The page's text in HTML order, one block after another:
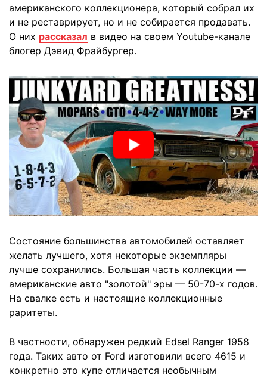
американского коллекционера, который собрал их
и не реставрирует, но и не собирается продавать.
О них рассказал в видео на своем Youtube-канале
блогер Дэвид Фрайбургер.
Состояние большинства автомобилей оставляет
желать лучшего, хотя некоторые экземпляры
лучше сохранились. Большая часть коллекции —
американские авто "золотой" эры — 50-70-х годов.
На свалке есть и настоящие коллекционные
раритеты.
В частности, обнаружен редкий Edsel Ranger 1958
года. Таких авто от Ford изготовили всего 4615 и
конкретно это купе отличается необычным